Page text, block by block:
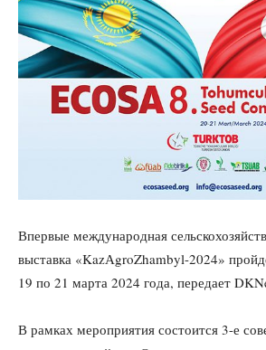
Впервые международная
выставка «KazАgroZhambyl-2024»
19 по 21 марта 2024 года, передает
В рамках мероприятия состоится 3-е